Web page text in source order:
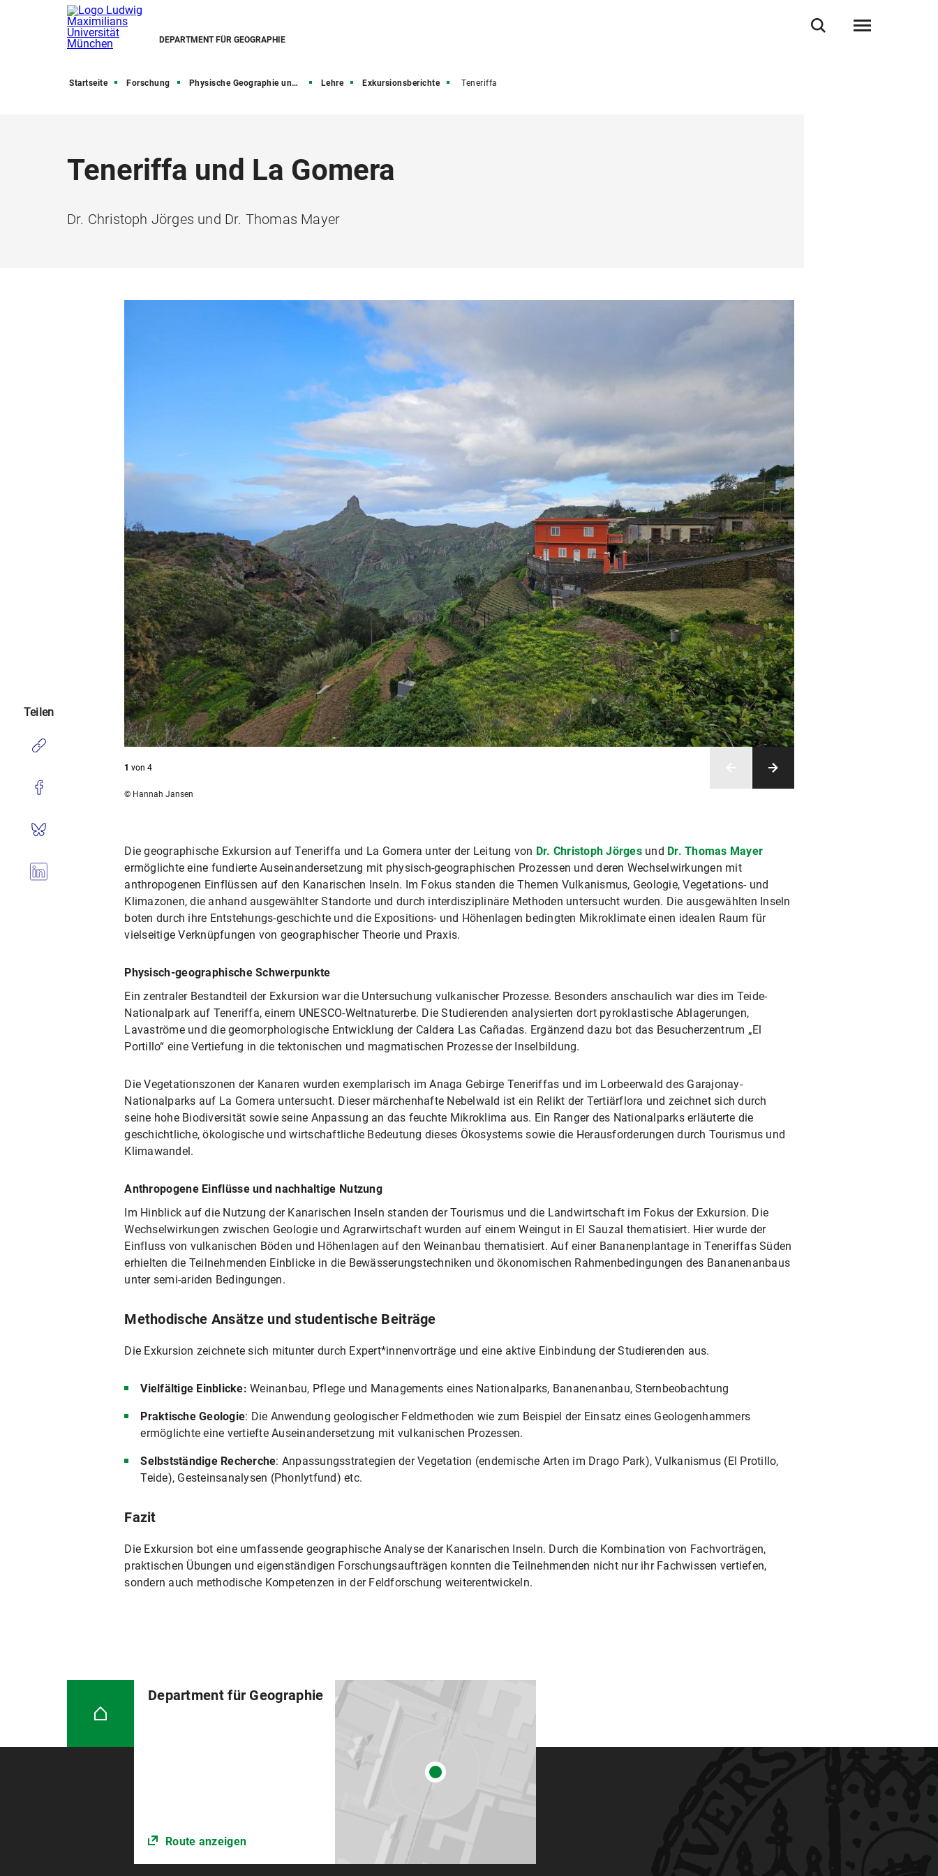
DEPARTMENT FÜR GEOGRAPHIE
Startseite Forschung Physische Geographie und Nexusforschung Lehre Exkursionsberichte Teneriffa
Teneriffa und La Gomera
Dr. Christoph Jörges und Dr. Thomas Mayer
1 von 4
© Hannah Jansen
Die geographische Exkursion auf Teneriffa und La Gomera unter der Leitung von Dr. Christoph Jörgesund Dr. Thomas Mayer
ermöglichte eine fundierte Auseinandersetzung mit physisch-geographischen Prozessen und deren Wechselwirkungen mit
anthropogenen Einflüssen auf den Kanarischen Inseln. Im Fokus standen die Themen Vulkanismus, Geologie, Vegetations- und
Klimazonen, die anhand ausgewählter Standorte und durch interdisziplinäre Methoden untersucht wurden. Die ausgewählten Inseln
boten durch ihre Entstehungs-geschichte und die Expositions- und Höhenlagen bedingten Mikroklimate einen idealen Raum für
vielseitige Verknüpfungen von geographischer Theorie und Praxis.
Physisch-geographische Schwerpunkte
Ein zentraler Bestandteil der Exkursion war die Untersuchung vulkanischer Prozesse. Besonders anschaulich war dies im Teide-
Nationalpark auf Teneriffa, einem UNESCO-Weltnaturerbe. Die Studierenden analysierten dort pyroklastische Ablagerungen,
Lavaströme und die geomorphologische Entwicklung der Caldera Las Cañadas. Ergänzend dazu bot das Besucherzentrum „El
Portillo“ eine Vertiefung in die tektonischen und magmatischen Prozesse der Inselbildung.
Die Vegetationszonen der Kanaren wurden exemplarisch im Anaga Gebirge Teneriffas und im Lorbeerwald des Garajonay-
Nationalparks auf La Gomera untersucht. Dieser märchenhafte Nebelwald ist ein Relikt der Tertiärflora und zeichnet sich durch
seine hohe Biodiversität sowie seine Anpassung an das feuchte Mikroklima aus. Ein Ranger des Nationalparks erläuterte die
geschichtliche, ökologische und wirtschaftliche Bedeutung dieses Ökosystems sowie die Herausforderungen durch Tourismus und
Klimawandel.
Anthropogene Einflüsse und nachhaltige Nutzung
Im Hinblick auf die Nutzung der Kanarischen Inseln standen der Tourismus und die Landwirtschaft im Fokus der Exkursion. Die
Wechselwirkungen zwischen Geologie und Agrarwirtschaft wurden auf einem Weingut in El Sauzal thematisiert. Hier wurde der
Einfluss von vulkanischen Böden und Höhenlagen auf den Weinanbau thematisiert. Auf einer Bananenplantage in Teneriffas Süden
erhielten die Teilnehmenden Einblicke in die Bewässerungstechniken und ökonomischen Rahmenbedingungen des Bananenanbaus
unter semi-ariden Bedingungen.
Methodische Ansätze und studentische Beiträge
Die Exkursion zeichnete sich mitunter durch Expert*innenvorträge und eine aktive Einbindung der Studierenden aus.
Vielfältige Einblicke:Weinanbau, Pflege und Managements eines Nationalparks, Bananenanbau, Sternbeobachtung
Praktische Geologie: Die Anwendung geologischer Feldmethoden wie zum Beispiel der Einsatz eines Geologenhammers
ermöglichte eine vertiefte Auseinandersetzung mit vulkanischen Prozessen.
Selbstständige Recherche: Anpassungsstrategien der Vegetation (endemische Arten im Drago Park), Vulkanismus (El Protillo,
Teide), Gesteinsanalysen (Phonlytfund) etc.
Fazit
Die Exkursion bot eine umfassende geographische Analyse der Kanarischen Inseln. Durch die Kombination von Fachvorträgen,
praktischen Übungen und eigenständigen Forschungsaufträgen konnten die Teilnehmenden nicht nur ihr Fachwissen vertiefen,
sondern auch methodische Kompetenzen in der Feldforschung weiterentwickeln.
Teilen
Department für Geographie
Route anzeigen